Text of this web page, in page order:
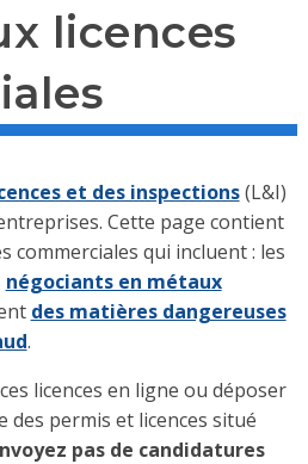
licences
et des inspections(L&I)
Cette page contient
commerciales qui incluent : les
négociants en métaux
des matières dangereuses
.
licences en ligne ou déposer
des permis et licences situé
pas de candidatures